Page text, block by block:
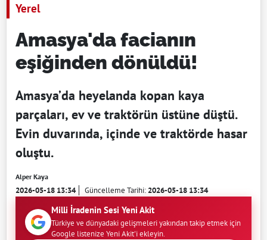
Yerel
Amasya'da facianın
eşiğinden dönüldü!
Amasya’da heyelanda kopan kaya
parçaları, ev ve traktörün üstüne düştü.
Evin duvarında, içinde ve traktörde hasar
oluştu.
Alper Kaya
2026-05-18 13:34 Güncelleme Tarihi:2026-05-18 13:34
Milli İradenin Sesi Yeni Akit
Türkiye ve dünyadaki gelişmeleri yakından takip etmek için
Google listenize Yeni Akit'i ekleyin.